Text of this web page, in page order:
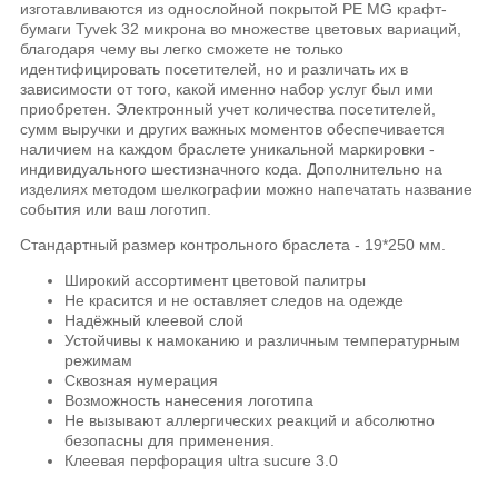
изготавливаются из однослойной покрытой РЕ MG крафт-
бумаги Tyvek 32 микрона во множестве цветовых вариаций,
благодаря чему вы легко сможете не только
идентифицировать посетителей, но и различать их в
зависимости от того, какой именно набор услуг был ими
приобретен. Электронный учет количества посетителей,
сумм выручки и других важных моментов обеспечивается
наличием на каждом браслете уникальной маркировки -
индивидуального шестизначного кода. Дополнительно на
изделиях методом шелкографии можно напечатать название
события или ваш логотип.
Стандартный размер контрольного браслета - 19*250 мм.
Широкий ассортимент цветовой палитры
Не красится и не оставляет следов на одежде
Надёжный клеевой слой
Устойчивы к намоканию и различным температурным
режимам
Сквозная нумерация
Возможность нанесения логотипа
Не вызывают аллергических реакций и абсолютно
безопасны для применения.
Клеевая перфорация ultra sucure 3.0